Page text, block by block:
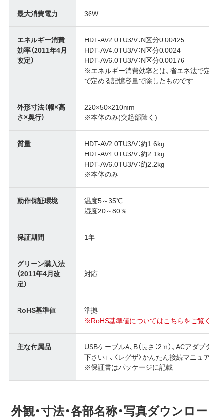
最大消費電力 36W
エネルギー消費
効率（2011年4月
改定）
HDT-AV2.0TU3/V：N区分0.00425
HDT-AV4.0TU3/V：N区分0.0024
HDT-AV6.0TU3/V：N区分0.00176
※エネルギー消費効率とは、省エネ法で定
で定める記憶容量で除したものです
外形寸法（幅×高
さ×奥行）
220×50×210mm
※本体のみ(突起部除く)
質量
HDT-AV2.0TU3/V：約1.6kg
HDT-AV4.0TU3/V：約2.1kg
HDT-AV6.0TU3/V：約2.2kg
※本体のみ
動作保証環境
温度5～35℃
湿度20～80％
保証期間 1年
グリーン購入法
（2011年4月改
定）
対応
RoHS基準値
準拠
※RoHS基準値についてはこちらをご覧く
主な付属品
USBケーブルA、B（長さ：2ｍ）、ACアダプ
下さい」 、〈レグザ〉かんたん接続マニュアル
※保証書はパッケージに記載
外観・寸法・各部名称・写真ダウンロー